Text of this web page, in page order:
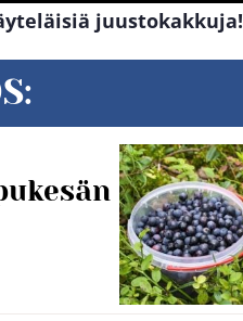
juustokakkuja!